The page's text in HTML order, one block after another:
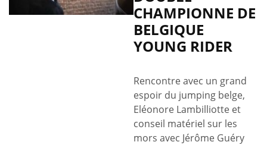
CHAMPIONNE DE
BELGIQUE
YOUNG RIDER
Rencontre avec un grand
espoir du jumping belge,
Eléonore Lambilliotte et
conseil matériel sur les
mors avec Jérôme Guéry